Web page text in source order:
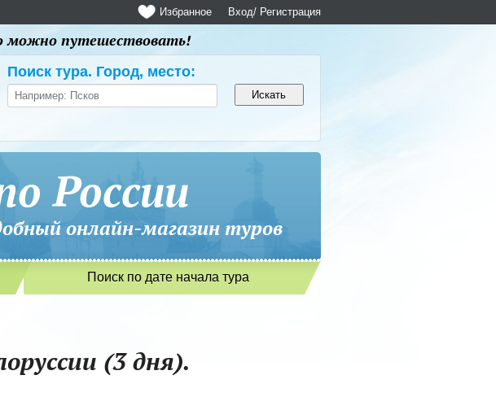
Вход/ Регистрация
Избранное
можно путешествовать!
Поиск тура. Город, место:
России
онлайн-магазин туров
Поиск по дате начала тура
(3 дня).